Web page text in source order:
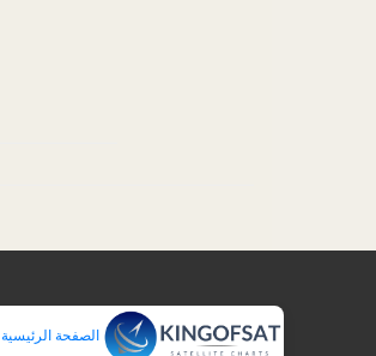
الصفحة الرئيسية